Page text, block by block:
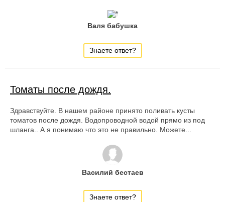
Валя бабушка
Знаете ответ?
Томаты после дождя.
Здравствуйте. В нашем районе принято поливать кусты
томатов после дождя. Водопроводной водой прямо из под
шланга.. А я понимаю что это не правильно. Можете...
Василий бестаев
Знаете ответ?